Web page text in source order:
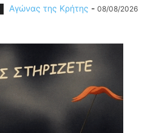
Αγώνας της Κρήτης - 08/08/2026